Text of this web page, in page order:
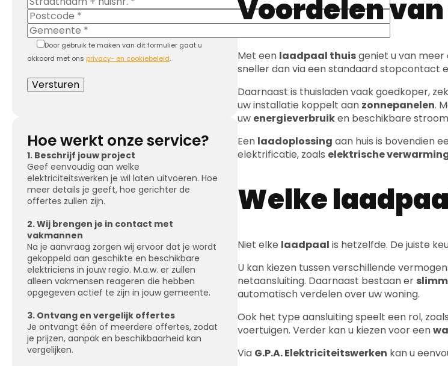
Door gebruik te maken van dit formulier gaat u
akkoord met ons privacy- en cookiebeleid.
Hoe werkt onze service?
1. Beschrijf jouw project
Geef eenvoudig aan welke
elektriciteitswerken je wil laten uitvoeren. Hoe
meer details je geeft, hoe gerichter de
offertes zullen zijn.
2. Wij brengen je in contact met
vakmannen
Na je aanvraag zorgen wij ervoor dat je wordt
gekoppeld aan geschikte en beschikbare
elektriciens in jouw regio. M.a.w. er zullen
alleen vakmensen reageren die hebben
opgegeven actief te zijn in jouw gemeente.
3. Ontvang en vergelijk offertes
Je ontvangt één of meerdere offertes, zodat
je prijzen, aanpak en beschikbaarheid kan
vergelijken.
Voordelen
Met een laadpaal thuisgeniet u van
sneller dan via een standaard stopcontact
Daarnaast is thuisladen vaak goedkoper,
uw installatie koppelt aan zonnepanelen.
uw energieverbruiken beschikbare
Een laadoplossing aan huis is bovendien
elektrificatie, zoals elektrische
Welke
Niet elke laadpaal is hetzelfde. De juiste
U kan kiezen tussen verschillende
netaansluiting. Daarnaast bestaan er
automatisch verdelen over uw woning.
Ook het type aansluiting speelt een rol, zoals
voertuigen. Verder kan u kiezen voor een
Via G.P.A. Elektriciteitswerken kan u